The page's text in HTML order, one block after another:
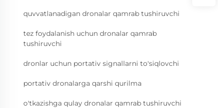
quvvatlanadigan dronalar qamrab tushiruvchi
tez foydalanish uchun dronalar qamrab
tushiruvchi
dronlar uchun portativ signallarni to'siqlovchi
portativ dronalarga qarshi qurilma
o'tkazishga qulay dronalar qamrab tushiruvchi